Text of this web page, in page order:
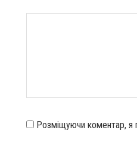
Розміщуючи коментар, я